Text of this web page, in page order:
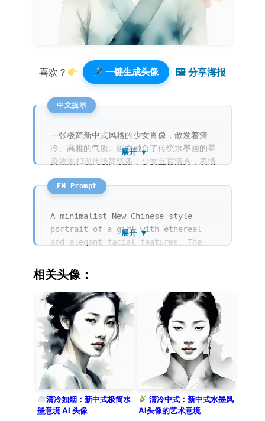
喜欢？ 一键生成头像 🖼 分享海报️
一张极简新中式风格的少女肖像，散发着清
冷、高雅的气质。画面融合了传统水墨画的晕
染效果和现代极简线条，少女五官清秀，表情
墨色深浅交织，留白艺术运用得恰到好处。背
景是纯净的宣纸本色。呈现出一种诗意且空灵
的东方意境。
展开 ▼
A minimalist New Chinese style
portrait of a girl with ethereal
and elegant facial features. The
watercolor wash technique combined
with traditional ink painting
strokes, capturing a serene and
poetic expression. Soft brushwork
and delicate line art define her
silhouette, while the strategic use
of negative space enhances the
tranquil atmosphere. She wears a
minimalist silk garment, looking at
the viewer with calm eyes. Set
against a solid light parchment
background, the image evokes a
展开 ▼
相关头像：
清冷如烟：新中式极简水
墨意境 AI 头像
清冷中式：新中式水墨风
AI头像的艺术意境